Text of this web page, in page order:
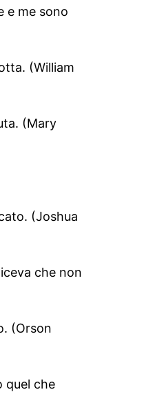
e me sono
(William
(Mary
(Joshua
che non
(Orson
quel che